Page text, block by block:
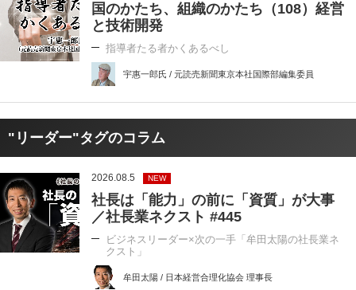
国のかたち、組織のかたち（108）経営
と技術開発
指導者たる者かくあるべし
宇惠一郎氏 / 元読売新聞東京本社国際部編集委員
"リーダー"タグのコラム
2026.08.5 NEW
社長は「能力」の前に「資質」が大事
／社長業ネクスト #445
ビジネスリーダー×次の一手「牟田太陽の社長業ネ
クスト」
牟田太陽 / 日本経営合理化協会 理事長